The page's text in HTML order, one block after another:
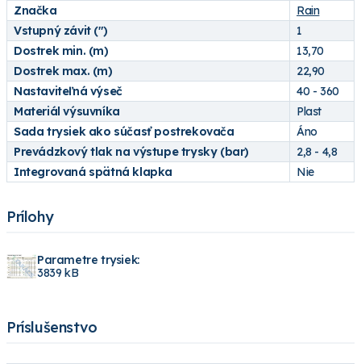
Značka
Rain
Vstupný závit (")
1
Dostrek min. (m)
13,70
Dostrek max. (m)
22,90
Nastaviteľná výseč
40 - 360
Materiál výsuvníka
Plast
Sada trysiek ako súčasť postrekovača
Áno
Prevádzkový tlak na výstupe trysky (bar)
2,8 - 4,8
Integrovaná spätná klapka
Nie
Prílohy
Parametre trysiek:
3839 kB
Príslušenstvo